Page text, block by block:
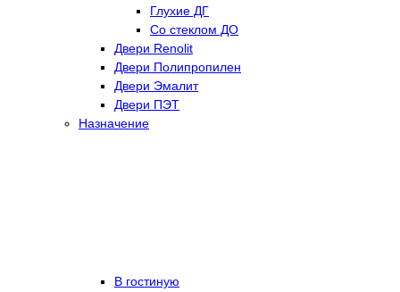
Глухие ДГ
Со стеклом ДО
Двери Renolit
Двери Полипропилен
Двери Эмалит
Двери ПЭТ
Назначение
В гостиную